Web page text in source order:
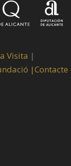
Visita |
|Contacte